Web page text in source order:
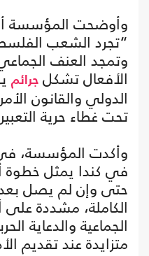
وأوضحت المؤسسة أن
“تجرد الشعب
وتمجد العنف
الأفعال تشكل جرائم
الدولي والقانون
تحت غطاء حرية
وأكدت المؤسسة، في
في كندا يمثل خطوة
حتى وإن لم يصل
الكاملة، مشددة على
الجماعية والدعاية
متزايدة عند تقديم